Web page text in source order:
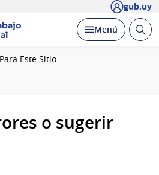
gub.uy
Desplegar
Menú Abrir
Este Sitio
o sugerir